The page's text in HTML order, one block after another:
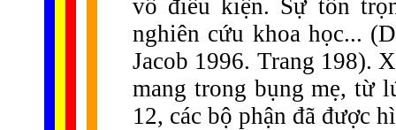
vô điều kiện. Sự tôn
nghiên cứu khoa học...
Jacob 1996. Trang 198).
mang trong bụng mẹ, từ
12, các bộ phận đã được